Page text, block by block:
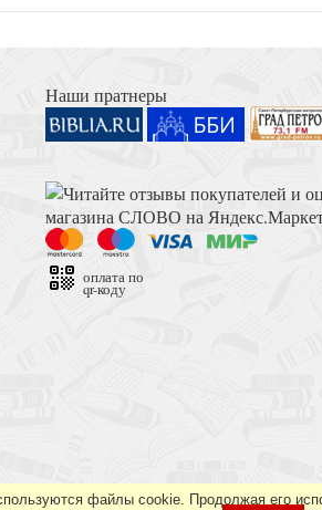
Павле (Груздеве)
Книга Иисуса
Толкование на Апокалипсис
Наши пратнеры
оплата по
qr-коду
файлы cookie. Продолжая его